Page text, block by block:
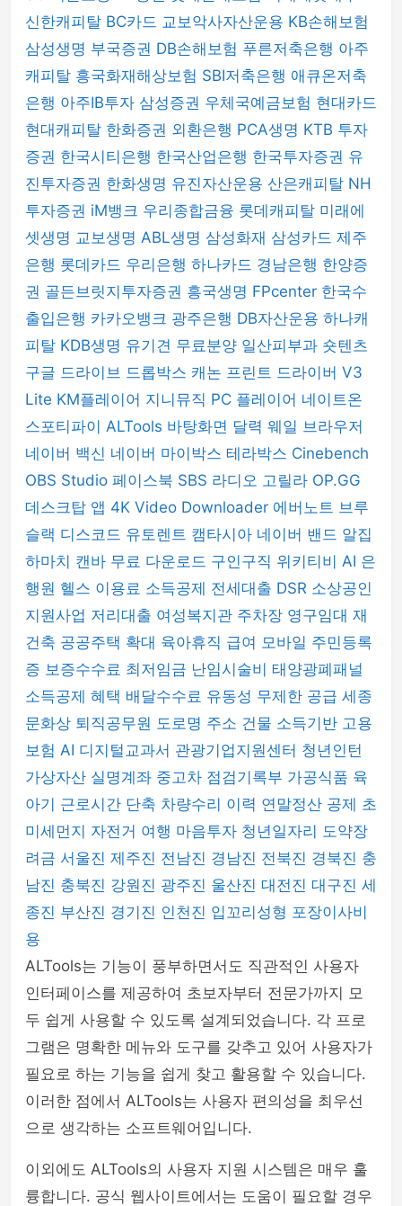
신한캐피탈 BC카드 교보악사자산운용 KB손해보험
삼성생명 부국증권 DB손해보험 푸른저축은행 아주
캐피탈 흥국화재해상보험 SBI저축은행 애큐온저축
은행 아주IB투자 삼성증권 우체국예금보험 현대카드
현대캐피탈 한화증권 외환은행 PCA생명 KTB 투자
증권 한국시티은행 한국산업은행 한국투자증권 유
진투자증권 한화생명 유진자산운용 산은캐피탈 NH
투자증권 iM뱅크 우리종합금융 롯데캐피탈 미래에
셋생명 교보생명 ABL생명 삼성화재 삼성카드 제주
은행 롯데카드 우리은행 하나카드 경남은행 한양증
권 골든브릿지투자증권 흥국생명 FPcenter 한국수
출입은행 카카오뱅크 광주은행 DB자산운용 하나캐
피탈 KDB생명 유기견 무료분양 일산피부과 숏텐츠
구글 드라이브 드롭박스 캐논 프린트 드라이버 V3
Lite KM플레이어 지니뮤직 PC 플레이어 네이트온
스포티파이 ALTools 바탕화면 달력 웨일 브라우저
네이버 백신 네이버 마이박스 테라박스 Cinebench
OBS Studio 페이스북 SBS 라디오 고릴라 OP.GG
데스크탑 앱 4K Video Downloader 에버노트 브루
슬랙 디스코드 유토렌트 캠타시아 네이버 밴드 알집
하마치 캔바 무료 다운로드 구인구직 위키티비 AI 은
행원 헬스 이용료 소득공제 전세대출 DSR 소상공인
지원사업 저리대출 여성복지관 주차장 영구임대 재
건축 공공주택 확대 육아휴직 급여 모바일 주민등록
증 보증수수료 최저임금 난임시술비 태양광폐패널
소득공제 혜택 배달수수료 유동성 무제한 공급 세종
문화상 퇴직공무원 도로명 주소 건물 소득기반 고용
보험 AI 디지털교과서 관광기업지원센터 청년인턴
가상자산 실명계좌 중고차 점검기록부 가공식품 육
아기 근로시간 단축 차량수리 이력 연말정산 공제 초
미세먼지 자전거 여행 마음투자 청년일자리 도약장
려금 서울진 제주진 전남진 경남진 전북진 경북진 충
남진 충북진 강원진 광주진 울산진 대전진 대구진 세
종진 부산진 경기진 인천진 입꼬리성형 포장이사비
용
ALTools는 기능이 풍부하면서도 직관적인 사용자
인터페이스를 제공하여 초보자부터 전문가까지 모
두 쉽게 사용할 수 있도록 설계되었습니다. 각 프로
그램은 명확한 메뉴와 도구를 갖추고 있어 사용자가
필요로 하는 기능을 쉽게 찾고 활용할 수 있습니다.
이러한 점에서 ALTools는 사용자 편의성을 최우선
으로 생각하는 소프트웨어입니다.
이외에도 ALTools의 사용자 지원 시스템은 매우 훌
륭합니다. 공식 웹사이트에서는 도움이 필요할 경우